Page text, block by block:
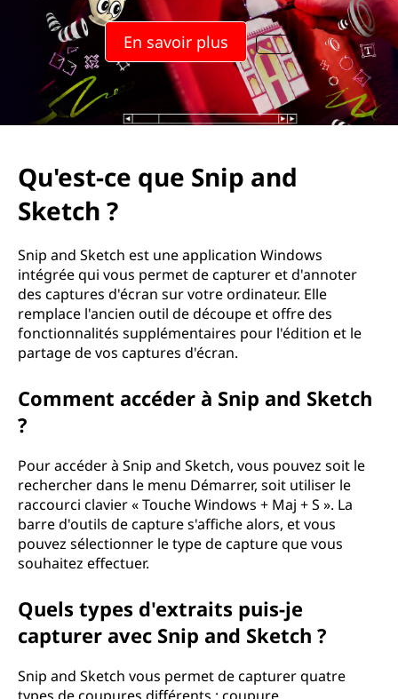
En savoir plus
Qu'est-ce que Snip and
Sketch ?
Snip and Sketch est une application Windows
intégrée qui vous permet de capturer et d'annoter
des captures d'écran sur votre ordinateur. Elle
remplace l'ancien outil de découpe et offre des
fonctionnalités supplémentaires pour l'édition et le
partage de vos captures d'écran.
Comment accéder à Snip and Sketch
?
Pour accéder à Snip and Sketch, vous pouvez soit le
rechercher dans le menu Démarrer, soit utiliser le
raccourci clavier « Touche Windows + Maj + S ». La
barre d'outils de capture s'affiche alors, et vous
pouvez sélectionner le type de capture que vous
souhaitez effectuer.
Quels types d'extraits puis-je
capturer avec Snip and Sketch ?
Snip and Sketch vous permet de capturer quatre